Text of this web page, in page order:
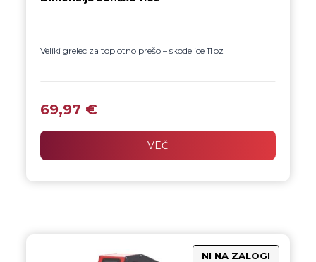
Veliki grelec za toplotno prešo – skodelice 11 oz
za natančne, čiste in kakovostne potiske.
69,97 €
VEČ